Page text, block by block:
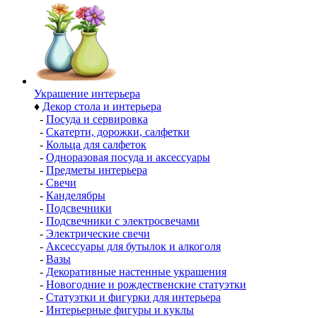
Украшение интерьера
♦ Декор стола и интерьера
- Посуда и сервировка
- Скатерти, дорожки, салфетки
- Кольца для салфеток
- Одноразовая посуда и аксессуары
- Предметы интерьера
- Свечи
- Канделябры
- Подсвечники
- Подсвечники с электросвечами
- Электрические свечи
- Аксессуары для бутылок и алкоголя
- Вазы
- Декоративные настенные украшения
- Новогодние и рождественские статуэтки
- Статуэтки и фигурки для интерьера
- Интерьерные фигуры и куклы